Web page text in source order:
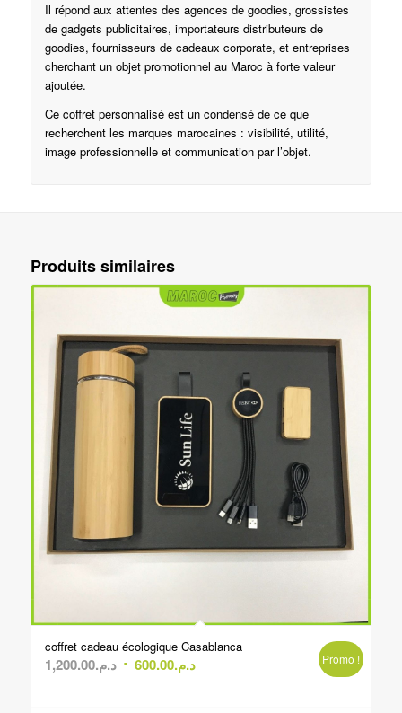
Il répond aux attentes des agences de goodies, grossistes
de gadgets publicitaires, importateurs distributeurs de
goodies, fournisseurs de cadeaux corporate, et entreprises
cherchant un objet promotionnel au Maroc à forte valeur
ajoutée.
Ce coffret personnalisé est un condensé de ce que
recherchent les marques marocaines : visibilité, utilité,
image professionnelle et communication par l’objet.
Produits similaires
coffret cadeau écologique Casablanca
د.م.1,200.00
Le
د.م.600.00
Le
Promo !